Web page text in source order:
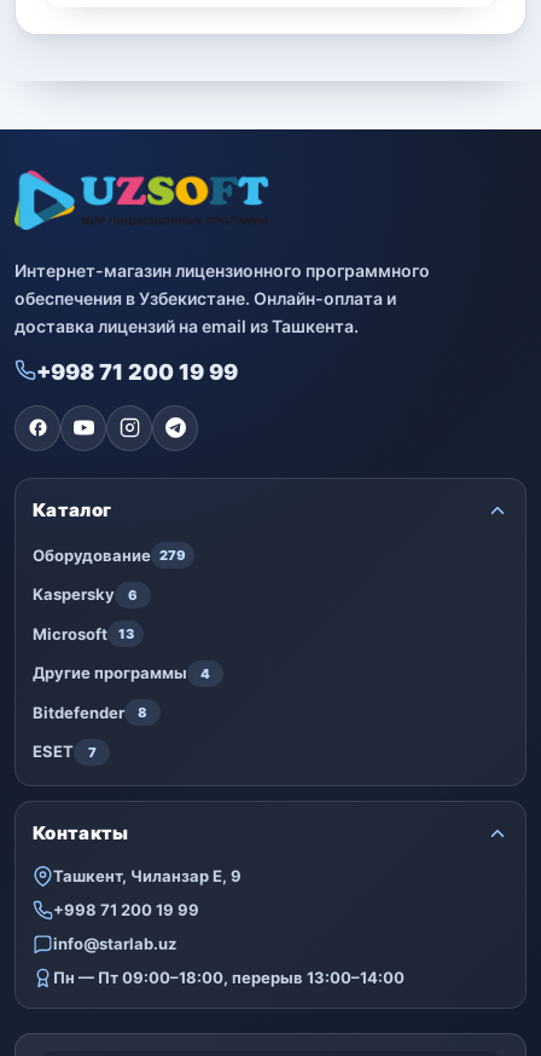
Интернет-магазин лицензионного программного
обеспечения в Узбекистане. Онлайн-оплата и
доставка лицензий на email из Ташкента.
+998 71 200 19 99
Каталог
Оборудование 279
Kaspersky 6
Microsoft 13
Другие программы 4
Bitdefender 8
ESET 7
Контакты
Ташкент, Чиланзар Е, 9
+998 71 200 19 99
info@starlab.uz
Пн — Пт 09:00–18:00, перерыв 13:00–14:00